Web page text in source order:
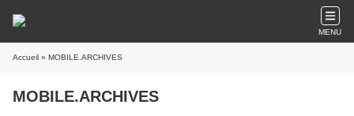
MENU
Accueil » MOBILE.ARCHIVES
MOBILE.ARCHIVES